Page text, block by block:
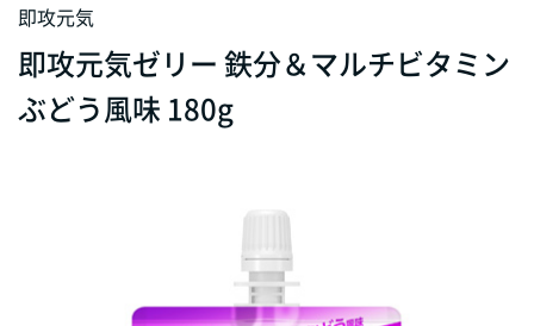
即攻元気
即攻元気ゼリー 鉄分＆マルチビタミン
ぶどう風味 180g